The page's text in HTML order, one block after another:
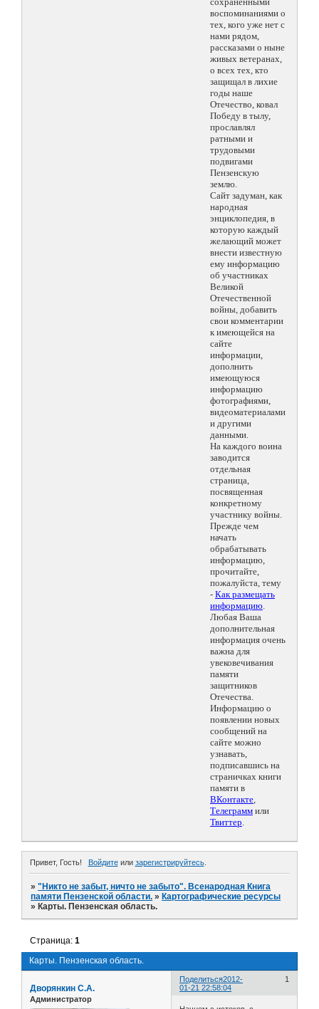
воспоминаниями о
тех, кого уже нет с
нами рядом,
рассказами о ныне
живых ветеранах,
о всех тех, кто
защищал в лихие
годы наше
Отечество, ковал
Победу в тылу,
прославлял
ратными и
трудовыми
подвигами
Пензенскую
землю.
Сайт задуман, как
народная
энциклопедия, в
которую каждый
желающий может
внести известную
ему информацию
об участниках
Великой
Отечественной
войны, добавить
свои комментарии
к имеющейся на
сайте
информации,
дополнить
имеющуюся
информацию
фотографиями,
видеоматериалами
и другими
данными.
На каждого воина
заводится
отдельная
страница,
посвященная
конкретному
участнику войны.
Прежде чем
начать
обрабатывать
информацию,
прочитайте,
пожалуйста, тему
- Как размещать
информацию.
Любая Ваша
дополнительная
информация очень
важна для
увековечивания
памяти
защитников
Отечества.
Информацию о
появлении новых
сообщений на
сайте можно
узнавать,
подписавшись на
страничках книги
памяти в
ВКонтакте,
Телеграмм или
Твиттер.
Привет, Гость! Войдитеили зарегистрируйтесь.
»"Никто не забыт, ничто не забыто". Всенародная Книга
памяти Пензенской области. » Картографические ресурсы
» Карты. Пензенская область.
Карты. Пензенская область.
Страница:1
Поделиться 1
2012-
01-21 22:58:04
Дворянкин С.А.
Администратор